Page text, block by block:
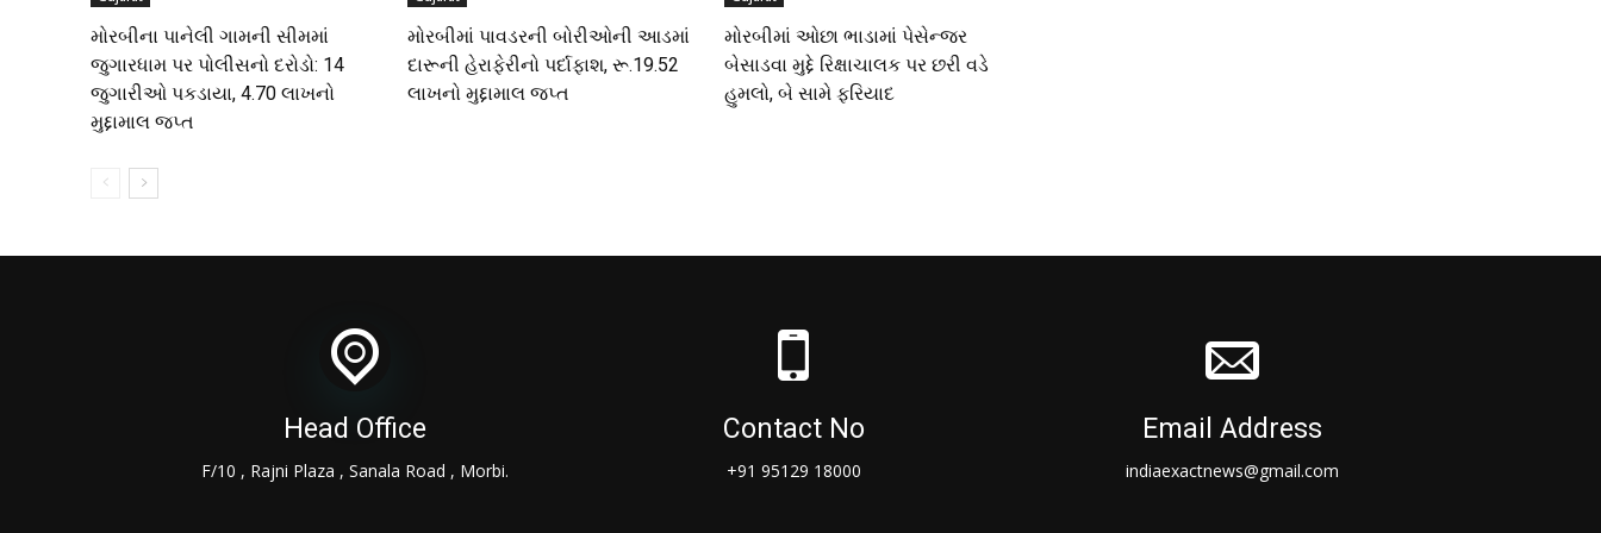
મોરબીના પાનેલી ગામની સીમમાં
જુગારધામ પર પોલીસનો દરોડો: 14
જુગારીઓ પકડાયા, ₹4.70 લાખનો
મુદ્દામાલ જપ્ત
મોરબીમાં પાવડરની બોરીઓની આડમાં
દારૂની હેરાફેરીનો પર્દાફાશ, રૂ.19.52
લાખનો મુદ્દામાલ જપ્ત
મોરબીમાં ઓછા ભાડામાં પેસેન્જર
બેસાડવા મુદ્દે રિક્ષાચાલક પર છરી વડે
હુમલો, બે સામે ફરિયાદ
Head Office
F/10 , Rajni Plaza , Sanala Road , Morbi.
Contact No
+91 95129 18000
Email Address
indiaexactnews@gmail.com